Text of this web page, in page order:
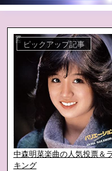
ピックアップ記事
中森明菜楽曲の人気投票＆
キング